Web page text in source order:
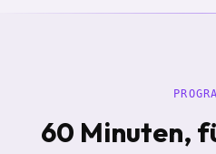
60 Minuten,